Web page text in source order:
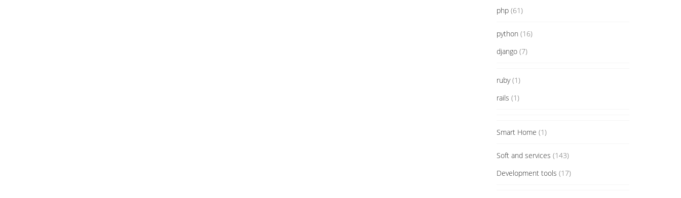
php(61)
python (16)
django(7)
ruby(1)
rails (1)
Smart Home (1)
Soft and services (143)
Development tools (17)